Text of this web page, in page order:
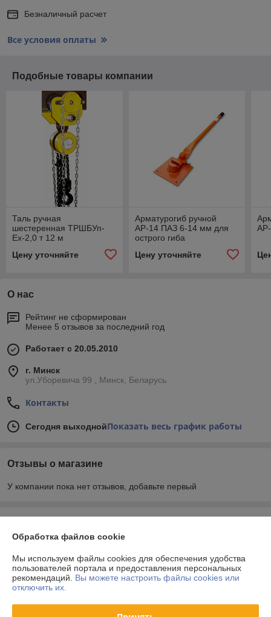
Безналичный расчет
Все условия оплаты
Подобные товары компании
Таль ручная
шестеренная ТРШБУп-
Ех-2,0 т 12 м
Цену уточняйте
Арматурогиб ручной
АР-14 ПАЗ 6-14 мм для
острого гиба
Цену уточняйте
О нас
Рейтинг не сформирован
Менее 5 отзывов за последний год
Работает с 20.05.2010
г. Минск
ул.Уборевича 99 , Минск, Беларусь
Контакты
Сегодня выходнойПоказать весь график работы
Отзывы о магазине
У компании пока нет отзывов, добавьте первый
Доставка и оплата
График работы
Обработка файлов cookie
Мы используем файлы cookies для обеспечения удобства
пользователей портала и предоставления персональных
рекомендаций. Вы можете настроить файлы cookies или
отключить их.